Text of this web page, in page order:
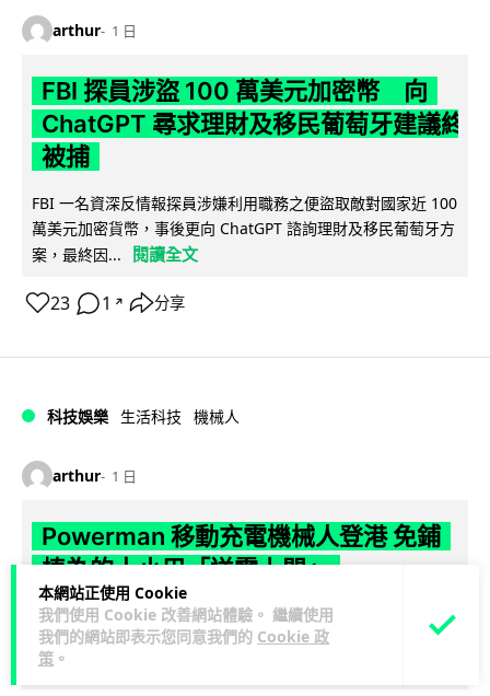
本網站正使用 Cookie
我們使用 Cookie 改善網站體驗。 繼續使用
我們的網站即表示您同意我們的 Cookie 政
策 。
arthur 1 日
FBI 探員涉盜 100 萬美元加密幣 向
ChatGPT 尋求理財及移民葡萄牙建議終
被捕
FBI 一名資深反情報探員涉嫌利用職務之便盜取敵對國家近 100
萬美元加密貨幣，事後更向 ChatGPT 諮詢理財及移民葡萄牙方
案，最終因...
閱讀全文
23 1 ↗ 分享
科技娛樂 生活科技 機械人
arthur 1 日
Powerman 移動充電機械人登港 免鋪
樁為的士小巴「送電上門」
你架電動車喺停車場搵唔到樁？有個機械人會自己行過嚟幫你
充電。THEi 高科院同內地公司研發出 Powerman 移動充電機
械人，唔使鋪線裝樁...